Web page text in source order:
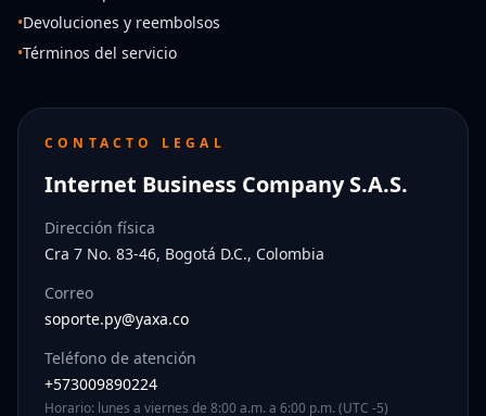
•Devoluciones y reembolsos
•Términos del servicio
CONTACTO LEGAL
Internet Business Company S.A.S.
Dirección física
Cra 7 No. 83-46, Bogotá D.C., Colombia
Correo
soporte.py@yaxa.co
Teléfono de atención
+573009890224
Horario: lunes a viernes de 8:00 a.m. a 6:00 p.m. (UTC -5)